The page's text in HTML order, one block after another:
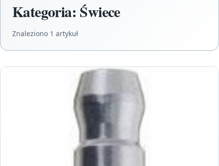
Kategoria: Świece
Znaleziono 1 artykuł